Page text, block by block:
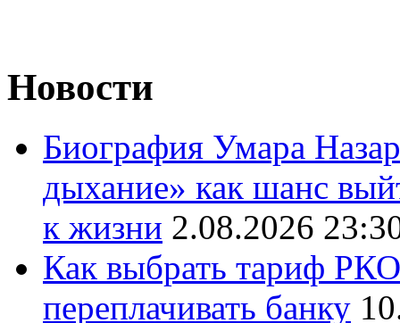
Новости
Биография Умара
дыхание» как шанс
к жизни 2.08.2026
Как выбрать тариф
переплачивать банку